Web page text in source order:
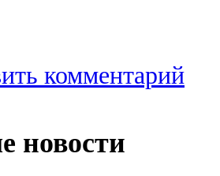
комментарий
новости